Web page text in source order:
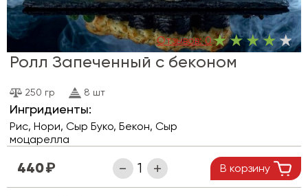
Отзывов:0
Ролл Запеченный с беконом
250 гр 8 шт
Ингридиенты:
Рис, Нори, Сыр Буко, Бекон, Сыр
моцарелла
440 В корзину